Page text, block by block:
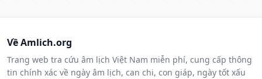
Về Amlich.org
Trang web tra cứu âm lịch Việt Nam miễn phí, cung cấp thông
tin chính xác về ngày âm lịch, can chi, con giáp, ngày tốt xấu